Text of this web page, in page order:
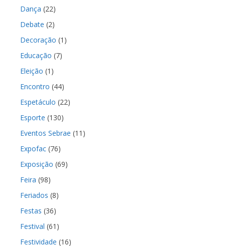
Dança (22)
Debate (2)
Decoração (1)
Educação (7)
Eleição (1)
Encontro (44)
Espetáculo (22)
Esporte (130)
Eventos Sebrae (11)
Expofac(76)
Exposição (69)
Feira (98)
Feriados (8)
Festas (36)
Festival (61)
Festividade (16)